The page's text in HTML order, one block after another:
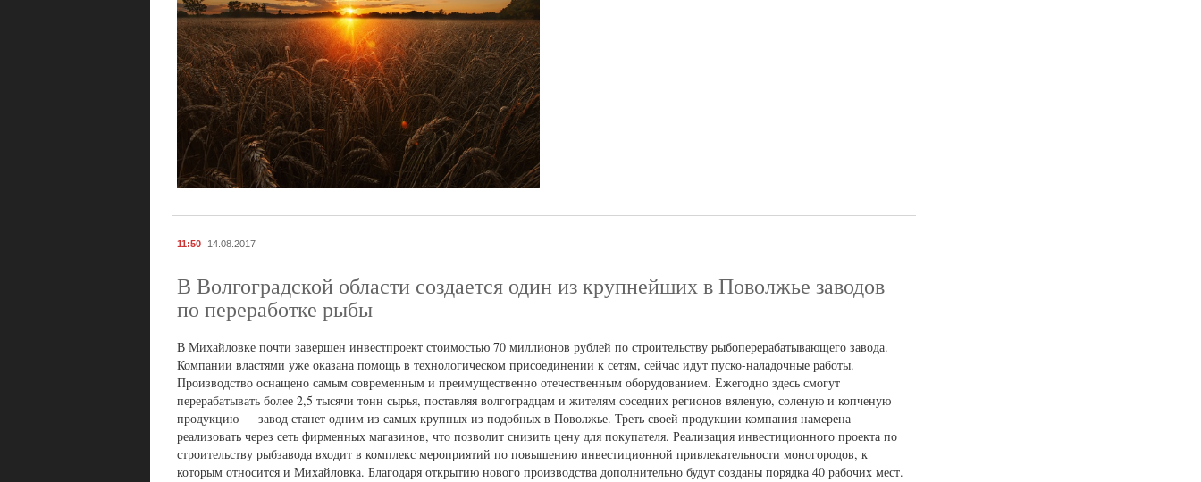
11:50 14.08.2017
В Волгоградской области создается один из крупнейших в Поволжье заводов
по переработке рыбы
В Михайловке почти завершен инвестпроект стоимостью 70 миллионов рублей по строительству рыбоперерабатывающего завода.
Компании властями уже оказана помощь в технологическом присоединении к сетям, сейчас идут пуско-наладочные работы.
Производство оснащено самым современным и преимущественно отечественным оборудованием. Ежегодно здесь смогут
перерабатывать более 2,5 тысячи тонн сырья, поставляя волгоградцам и жителям соседних регионов вяленую, соленую и копченую
продукцию — завод станет одним из самых крупных из подобных в Поволжье. Треть своей продукции компания намерена
реализовать через сеть фирменных магазинов, что позволит снизить цену для покупателя. Реализация инвестиционного проекта по
строительству рыбзавода входит в комплекс мероприятий по повышению инвестиционной привлекательности моногородов, к
которым относится и Михайловка. Благодаря открытию нового производства дополнительно будут созданы порядка 40 рабочих мест.